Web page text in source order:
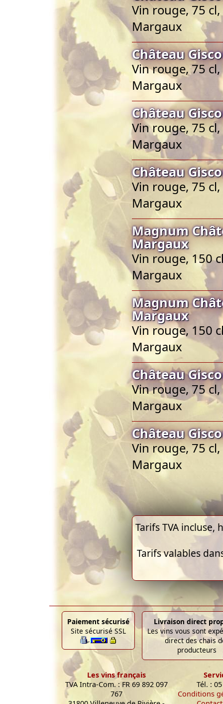
Vin rouge, 75
Margaux
Château
Vin rouge, 75
Margaux
Château
Vin rouge, 75
Margaux
Château
Vin rouge, 75
Margaux
Magnum
Margaux
Vin rouge, 150
Margaux
Magnum
Margaux
Vin rouge, 150
Margaux
Château
Vin rouge, 75
Margaux
Château
Vin rouge, 75
Margaux
Tarifs TVA
Tarifs valables
Paiement sécurisé
Site sécurisé SSL
Livraison direct
Les vins vous sont
direct des chais
producteurs
Les vins français
TVA Intra-Com. : FR 69 892 097
767
Tél. :
Conditions